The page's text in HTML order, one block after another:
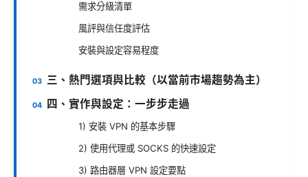
需求分級清單
風評與信任度評估
安裝與設定容易程度
三、熱門選項與比較（以當前市場趨勢為主）
四、實作與設定：一步步走過
1) 安裝 VPN 的基本步驟
2) 使用代理或 SOCKS 的快速設定
3) 路由器層 VPN 設定要點